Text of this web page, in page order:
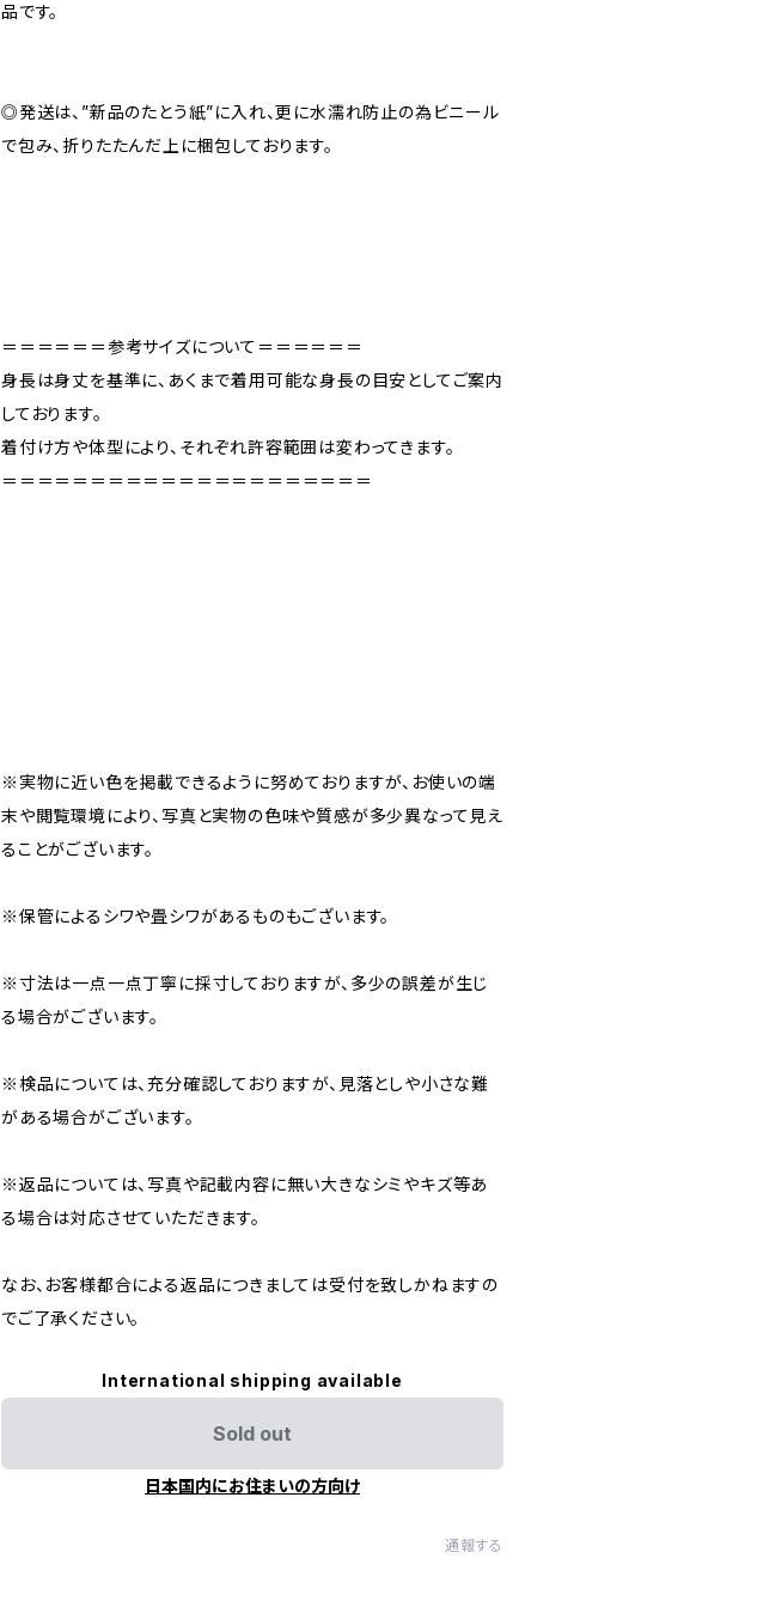
品です。
◎発送は、”新品のたとう紙”に入れ、更に水濡れ防止の為ビニール
で包み、折りたたんだ上に梱包しております。
＝＝＝＝＝＝参考サイズについて＝＝＝＝＝＝
身長は身丈を基準に、あくまで着用可能な身長の目安としてご案内
しております。
着付け方や体型により、それぞれ許容範囲は変わってきます。
＝＝＝＝＝＝＝＝＝＝＝＝＝＝＝＝＝＝＝＝＝
※実物に近い色を掲載できるように努めておりますが、お使いの端
末や閲覧環境により、写真と実物の色味や質感が多少異なって見え
ることがございます。
※保管によるシワや畳シワがあるものもございます。
※寸法は一点一点丁寧に採寸しておりますが、多少の誤差が生じ
る場合がございます。
※検品については、充分確認しておりますが、見落としや小さな難
がある場合がございます。
※返品については、写真や記載内容に無い大きなシミやキズ等あ
る場合は対応させていただきます。
なお、お客様都合による返品につきましては受付を致しかねますの
でご了承ください。
International shipping available
Sold out
日本国内にお住まいの方向け
通報する